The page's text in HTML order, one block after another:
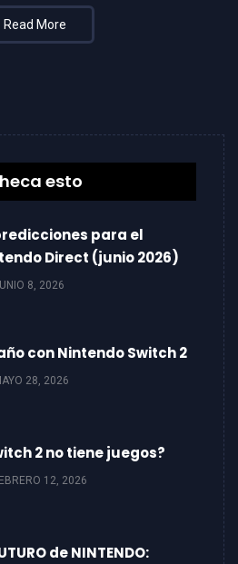
Read More
esto
para el
Direct (junio 2026)
8, 2026
con Nintendo Switch 2
28, 2026
2 no tiene juegos?
12, 2026
de NINTENDO: